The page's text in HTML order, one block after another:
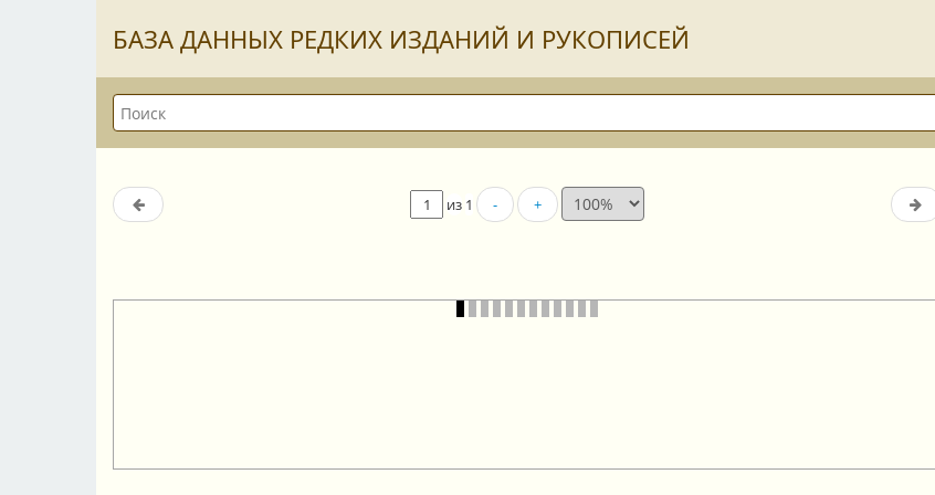
БАЗА ДАННЫХ РЕДКИХ ИЗДАНИЙ И РУКОПИСЕЙ
из 1 - +